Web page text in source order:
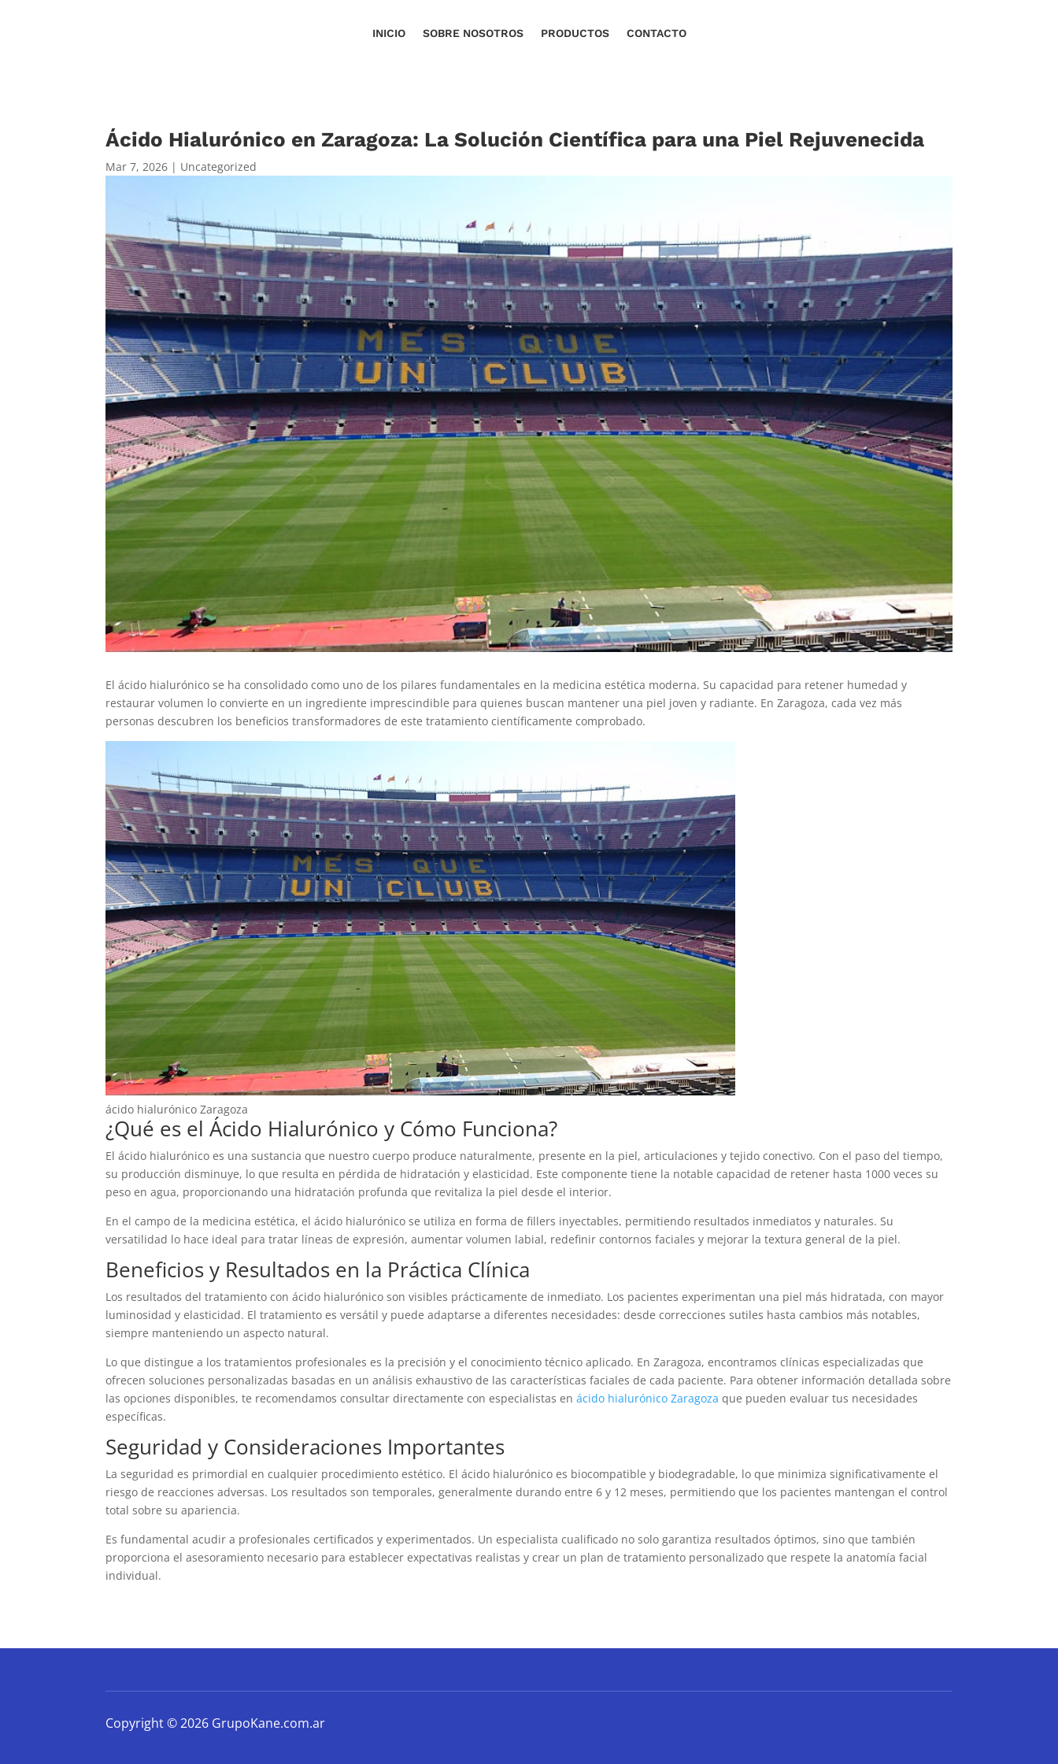
INICIO SOBRE NOSOTROS PRODUCTOS CONTACTO
Ácido Hialurónico en Zaragoza: La Solución Científica para una Piel Rejuvenecida
Mar 7, 2026 | Uncategorized
El ácido hialurónico se ha consolidado como uno de los pilares fundamentales en la medicina estética moderna. Su capacidad para retener humedad y
restaurar volumen lo convierte en un ingrediente imprescindible para quienes buscan mantener una piel joven y radiante. En Zaragoza, cada vez más
personas descubren los beneficios transformadores de este tratamiento científicamente comprobado.
ácido hialurónico Zaragoza
¿Qué es el Ácido Hialurónico y Cómo Funciona?
El ácido hialurónico es una sustancia que nuestro cuerpo produce naturalmente, presente en la piel, articulaciones y tejido conectivo. Con el paso del tiempo,
su producción disminuye, lo que resulta en pérdida de hidratación y elasticidad. Este componente tiene la notable capacidad de retener hasta 1000 veces su
peso en agua, proporcionando una hidratación profunda que revitaliza la piel desde el interior.
En el campo de la medicina estética, el ácido hialurónico se utiliza en forma de fillers inyectables, permitiendo resultados inmediatos y naturales. Su
versatilidad lo hace ideal para tratar líneas de expresión, aumentar volumen labial, redefinir contornos faciales y mejorar la textura general de la piel.
Beneficios y Resultados en la Práctica Clínica
Los resultados del tratamiento con ácido hialurónico son visibles prácticamente de inmediato. Los pacientes experimentan una piel más hidratada, con mayor
luminosidad y elasticidad. El tratamiento es versátil y puede adaptarse a diferentes necesidades: desde correcciones sutiles hasta cambios más notables,
siempre manteniendo un aspecto natural.
Lo que distingue a los tratamientos profesionales es la precisión y el conocimiento técnico aplicado. En Zaragoza, encontramos clínicas especializadas que
ofrecen soluciones personalizadas basadas en un análisis exhaustivo de las características faciales de cada paciente. Para obtener información detallada sobre
las opciones disponibles, te recomendamos consultar directamente con especialistas enácido hialurónico Zaragoza que pueden evaluar tus necesidades
específicas.
Seguridad y Consideraciones Importantes
La seguridad es primordial en cualquier procedimiento estético. El ácido hialurónico es biocompatible y biodegradable, lo que minimiza significativamente el
riesgo de reacciones adversas. Los resultados son temporales, generalmente durando entre 6 y 12 meses, permitiendo que los pacientes mantengan el control
total sobre su apariencia.
Es fundamental acudir a profesionales certificados y experimentados. Un especialista cualificado no solo garantiza resultados óptimos, sino que también
proporciona el asesoramiento necesario para establecer expectativas realistas y crear un plan de tratamiento personalizado que respete la anatomía facial
individual.
Copyright © 2026 GrupoKane.com.ar